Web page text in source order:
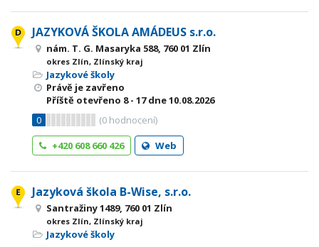
JAZYKOVÁ ŠKOLA AMÁDEUS s.r.o.
nám. T. G. Masaryka 588, 760 01 Zlín
okres Zlín, Zlínský kraj
Jazykové školy
Právě je zavřeno
Příště otevřeno 8 - 17dne 10.08.2026
0
(0 hodnocení)
+420 608 660 426
Web
Jazyková škola B-Wise, s.r.o.
Santražiny 1489, 760 01 Zlín
okres Zlín, Zlínský kraj
Jazykové školy